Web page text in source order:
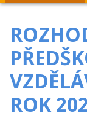
ROK